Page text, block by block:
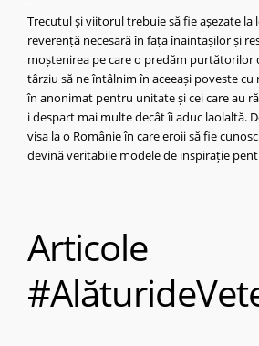
Trecutul și viitorul trebuie să fie așezate la
reverență necesară în fața înaintașilor și
moștenirea pe care o predăm
târziu să ne întâlnim în aceeași poveste
în anonimat pentru unitate și cei care au
i despart mai multe decât îi aduc laolaltă.
visa la o Românie în care eroii să fie
devină veritabile modele de inspirație
Articole